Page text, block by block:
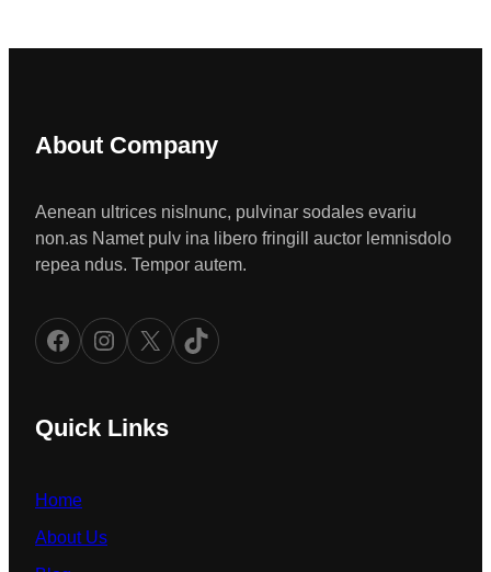
About Company
Aenean ultrices nislnunc, pulvinar sodales evariu
non.as Namet pulv ina libero fringill auctor lemnisdolo
repea ndus. Tempor autem.
Facebook Instagram X TikTok
Quick Links
Home
About Us